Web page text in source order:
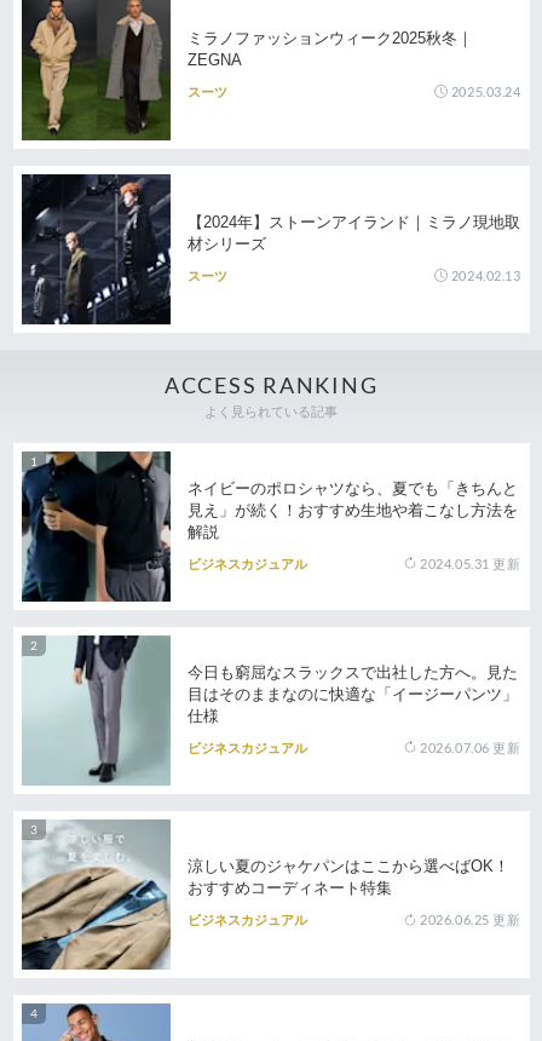
ミラノファッションウィーク2025秋冬｜
ZEGNA
スーツ 2025.03.24
【2024年】ストーンアイランド｜ミラノ現地取
材シリーズ
スーツ 2024.02.13
ACCESS RANKING
よく見られている記事
ネイビーのポロシャツなら、夏でも「きちんと
見え」が続く！おすすめ生地や着こなし方法を
解説
ビジネスカジュアル 2024.05.31 更新
今日も窮屈なスラックスで出社した方へ。見た
目はそのままなのに快適な「イージーパンツ」
仕様
ビジネスカジュアル 2026.07.06 更新
涼しい夏のジャケパンはここから選べばOK！
おすすめコーディネート特集
ビジネスカジュアル 2026.06.25 更新